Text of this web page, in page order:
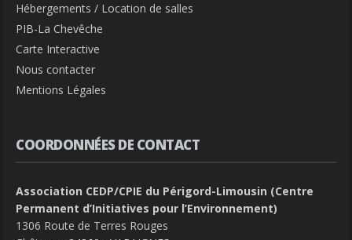
Hébergements / Location de salles
PIB-La Chevêche
Carte Interactive
Nous contacter
Mentions Légales
COORDONNÉES DE CONTACT
Association CEDP/CPIE du Périgord-Limousin (Centre
Permanent d’Initiatives pour l’Environnement)
1306 Route de Terres Rouges